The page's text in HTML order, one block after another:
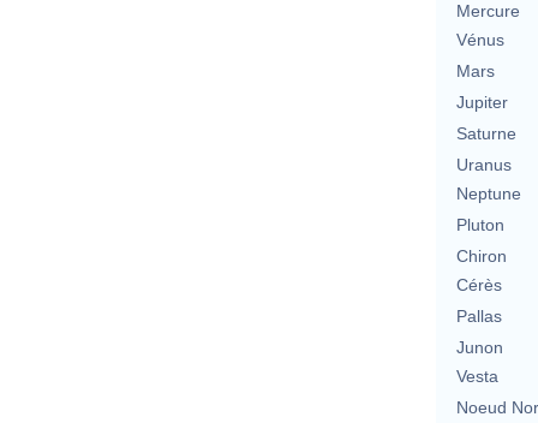
Mercure
Vénus
Mars
Jupiter
Saturne
Uranus
Neptune
Pluton
Chiron
Cérès
Pallas
Junon
Vesta
Noeud